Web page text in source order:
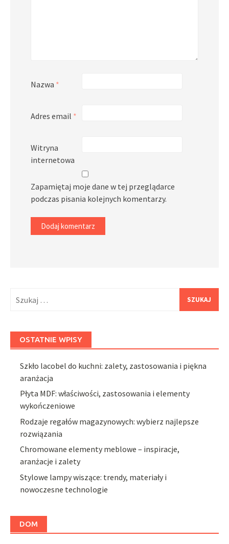
Nazwa *
Adres email *
Witryna
internetowa
Zapamiętaj moje dane w tej przeglądarce
podczas pisania kolejnych komentarzy.
OSTATNIE WPISY
Szkło lacobel do kuchni: zalety, zastosowania i piękna
aranżacja
Płyta MDF: właściwości, zastosowania i elementy
wykończeniowe
Rodzaje regałów magazynowych: wybierz najlepsze
rozwiązania
Chromowane elementy meblowe – inspiracje,
aranżacje i zalety
Stylowe lampy wiszące: trendy, materiały i
nowoczesne technologie
DOM